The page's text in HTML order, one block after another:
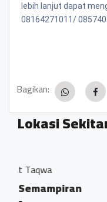
lebih lanjut dapat
08164271011/
Bagikan:
Lokasi